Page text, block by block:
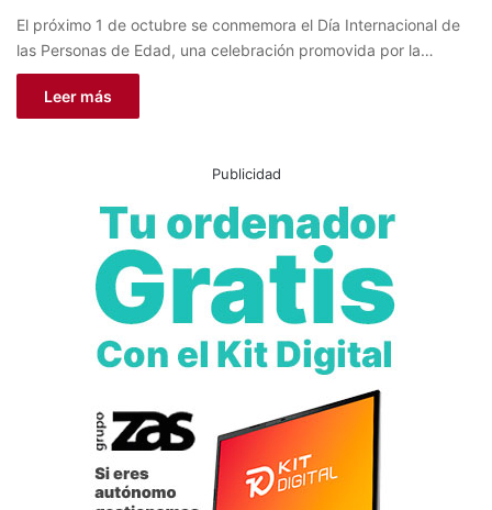
El próximo 1 de octubre se conmemora el Día Internacional de
las Personas de Edad, una celebración promovida por la…
Leer más
Publicidad